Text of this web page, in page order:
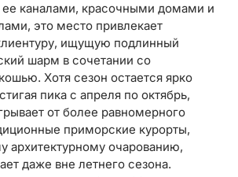
ее каналами, красочными домами и
это место привлекает
ищущую подлинный
шарм в сочетании со
Хотя сезон остается ярко
пика с апреля по октябрь,
от более равномерного
приморские курорты,
архитектурному очарованию,
даже вне летнего сезона.